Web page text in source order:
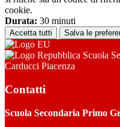
cookie.
Durata: 30 minuti
Accetta tutti Salva le
Scuola
Carducci Piacenza
Contatti
Scuola Secondaria Primo